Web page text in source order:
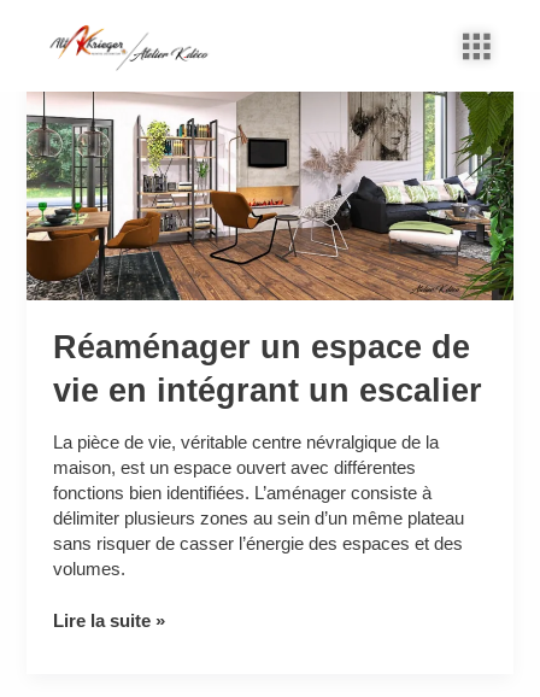
contenu
Réaménager un espace de
vie en intégrant un escalier
La pièce de vie, véritable centre névralgique de la
maison, est un espace ouvert avec différentes
fonctions bien identifiées. L’aménager consiste à
délimiter plusieurs zones au sein d’un même plateau
sans risquer de casser l’énergie des espaces et des
volumes.
Réaménager
un
espace
de
vie
en
intégrant
un
escalier
Lire la suite »